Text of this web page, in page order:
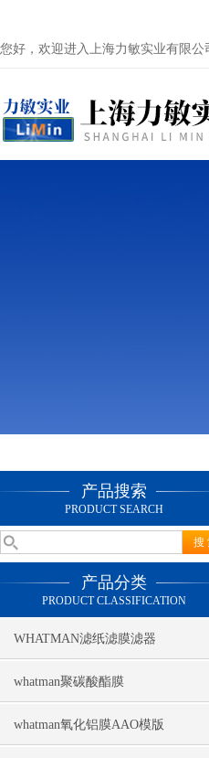
您好，欢迎进入上海力敏实业有限公
产品搜索
PRODUCT SEARCH
产品分类
PRODUCT CLASSIFICATION
WHATMAN滤纸滤膜滤器
whatman聚碳酸酯膜
whatman氧化铝膜AAO模版